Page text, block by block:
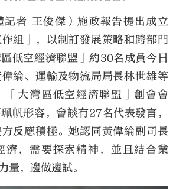
記者 王俊傑）施政報告提出成立
作組」，以制訂發展策略和跨部門
低空經濟聯盟」約30名成員今日
綸、運輸及物流局局長林世雄等
「大灣區低空經濟聯盟」創會會
帆形容，會談有27名代表發言，
反應積極。她認同黃偉綸副司長
濟，需要探索精神，並且結合業
量，邊做邊試。